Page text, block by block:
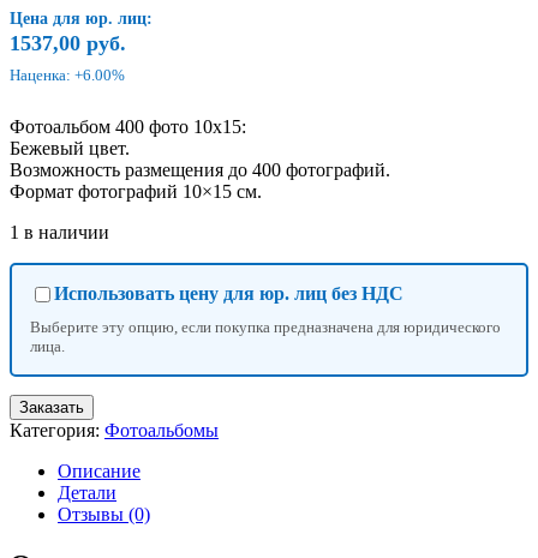
Цена для юр. лиц:
1537,00 руб.
Наценка: +6.00%
Фотоальбом 400 фото 10х15:
Бежевый цвет.
Возможность размещения до 400 фотографий.
Формат фотографий 10×15 см.
1 в наличии
Использовать цену для юр. лиц без НДС
Выберите эту опцию, если покупка предназначена для юридического
лица.
Количество
товара
Фотоальбом
фото
10х15
Заказать
Категория: Фотоальбомы
Описание
Детали
Отзывы (0)